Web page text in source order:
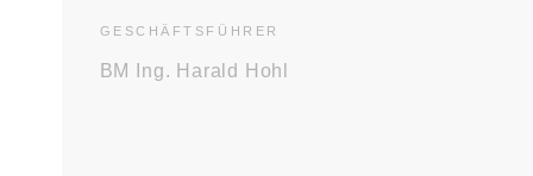
GESCHÄFTS­FÜHRER
BM Ing. Harald Hohl